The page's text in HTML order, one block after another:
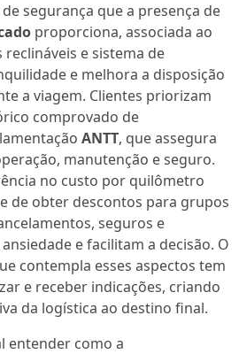
segurança que a presença de
proporciona, associada ao
e sistema de
e melhora a disposição
a viagem. Clientes priorizam
comprovado de
ANTT, que assegura
manutenção e seguro.
no custo por quilômetro
de obter descontos para grupos
seguros e
e facilitam a decisão. O
contempla esses aspectos tem
e receber indicações, criando
da logística ao destino final.
entender como a